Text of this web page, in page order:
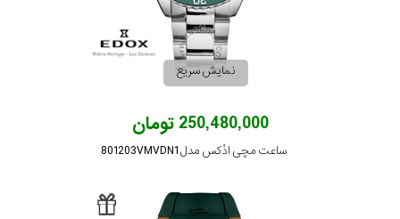
نمایش سریع
250,480,000 تومان
ساعت مچی ادُکس مدل 801203VMVDN1